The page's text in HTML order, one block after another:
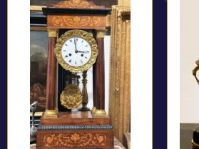
ZOBACZ PRODUKT